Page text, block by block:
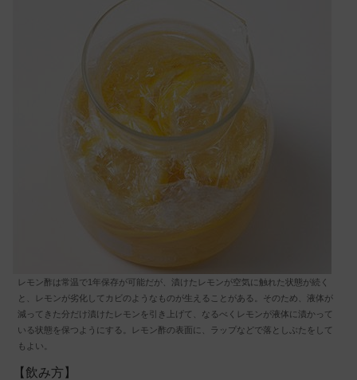
レモン酢は常温で1年保存が可能だが、漬けたレモンが空気に触れた状態が続く
と、レモンが劣化してカビのようなものが生えることがある。そのため、液体が
減ってきた分だけ漬けたレモンを引き上げて、なるべくレモンが液体に漬かって
いる状態を保つようにする。レモン酢の表面に、ラップなどで落としぶたをして
もよい。
【飲み方】